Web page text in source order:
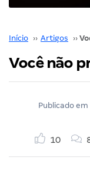
Início ›› Artigos ››
Você não
Publicado em
10